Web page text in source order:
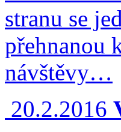
stranu se
přehnanou
návštěvy…
20.2.2016